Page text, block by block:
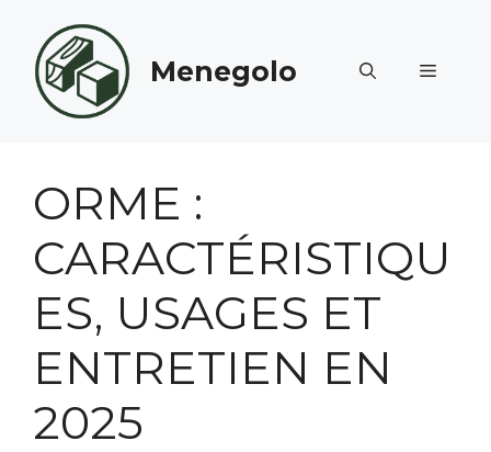
contenu
Menegolo MENU
ORME :
CARACTÉRISTIQU
ES, USAGES ET
ENTRETIEN EN
2025